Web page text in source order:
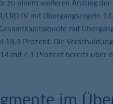
zu einem weiteren Anstieg
CRD IV mit Übergangsregeln
mit
Prozent. Die
mit 4,1 Prozent bereits über
im